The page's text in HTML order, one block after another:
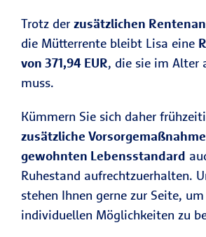
Trotz der zusätzlichen
die Mütterrente bleibt Lisa eine
von 371,94 EUR, die sie im Alter
muss.
Kümmern Sie sich daher
zusätzliche
gewohnten Lebensstandard
Ruhestand aufrechtzuerhalten.
stehen Ihnen gerne zur Seite,
individuellen Möglichkeiten zu